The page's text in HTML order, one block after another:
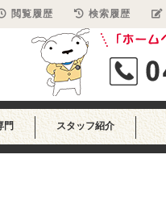
門 スタッフ紹介
閲覧履歴 検索履歴